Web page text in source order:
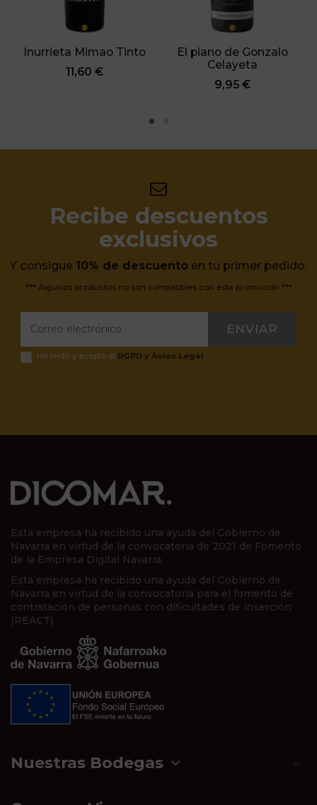
Inurrieta Mimao Tinto
11,60 €
El piano de Gonzalo
Celayeta
9,95 €
Recibe descuentos
exclusivos
Y consigue 10% de descuento en tu primer pedido.
*** Algunos productos no son compatibles con esta promoción ***
ENVIAR
He leído y acepto el RGPD y Aviso Legal
Esta empresa ha recibido una ayuda del Gobierno de
Navarra en virtud de la convocatoria de 2021 de Fomento
de la Empresa Digital Navarra.
Esta empresa ha recibido una ayuda del Gobierno de
Navarra en virtud de la convocatoria para el fomento de
contratación de personas con dificultades de inserción
(REACT).
Nuestras Bodegas